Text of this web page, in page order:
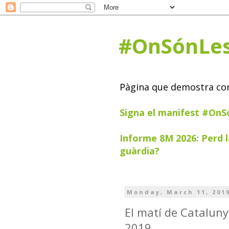
Pàgina que demostra
Signa el manifest
Informe 8M 2026: Perd
guàrdia?
Monday, March 11,
El matí de